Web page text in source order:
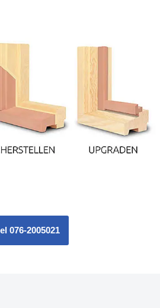
076-2005021